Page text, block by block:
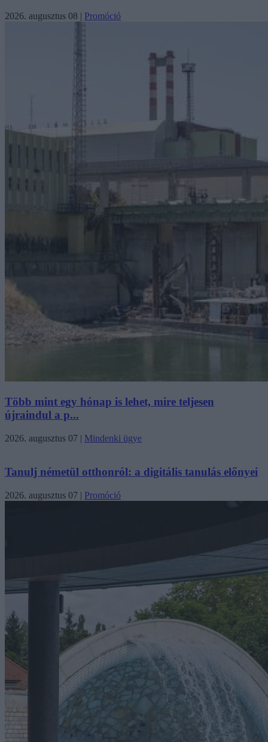
2026. augusztus 08 | Promóció
Több mint egy hónap is lehet, mire teljesen
újraindul a p...
2026. augusztus 07 | Mindenki ügye
Tanulj németül otthonról: a digitális tanulás előnyei
2026. augusztus 07 | Promóció